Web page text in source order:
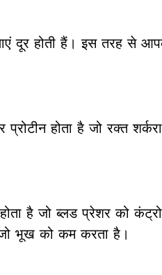
दूर होती हैं। इस तरह से
होता है जो रक्त
है जो ब्लड प्रेशर को
भूख को कम करता है।